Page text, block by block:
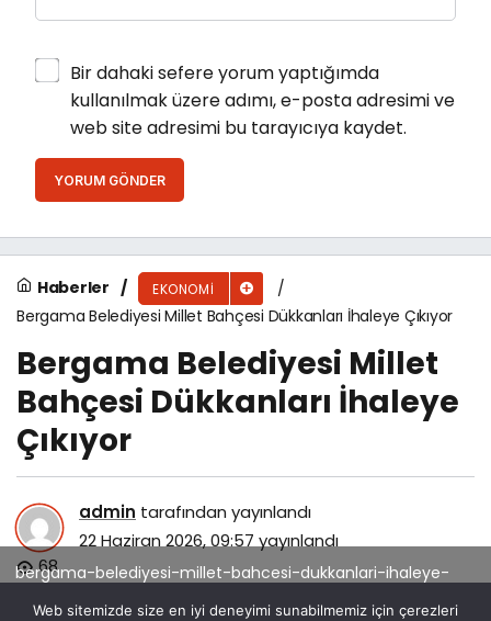
Bir dahaki sefere yorum yaptığımda
kullanılmak üzere adımı, e-posta adresimi ve
web site adresimi bu tarayıcıya kaydet.
YORUM GÖNDER
Haberler EKONOMI
Bergama Belediyesi Millet Bahçesi Dükkanları İhaleye Çıkıyor
Bergama Belediyesi Millet
Bahçesi Dükkanları İhaleye
Çıkıyor
admin tarafından yayınlandı
22 Haziran 2026, 09:57yayınlandı
68
bergama-belediyesi-millet-bahcesi-dukkanlari-ihaleye-
Web sitemizde size en iyi deneyimi sunabilmemiz için çerezleri